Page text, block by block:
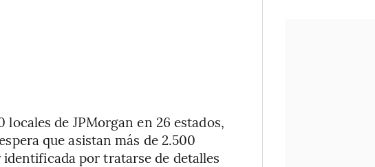
de JPMorgan en 26 estados,
que asistan más de 2.500
por tratarse de detalles